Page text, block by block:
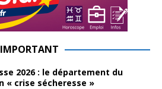
IMPORTANT
2026 : le département du
« crise sécheresse »